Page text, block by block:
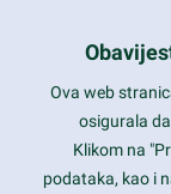
Latest trends
Ova web
osigurala
Klikom na
podataka, kao i